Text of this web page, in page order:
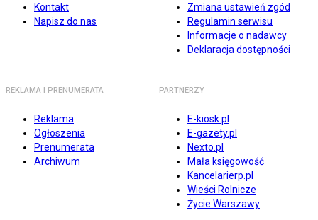
Kontakt
Napisz do nas
Zmiana ustawień zgód
Regulamin serwisu
Informacje o nadawcy
Deklaracja dostępności
REKLAMA I PRENUMERATA
Reklama
Ogłoszenia
Prenumerata
Archiwum
PARTNERZY
E-kiosk.pl
E-gazety.pl
Nexto.pl
Mała księgowość
Kancelarierp.pl
Wieści Rolnicze
Życie Warszawy